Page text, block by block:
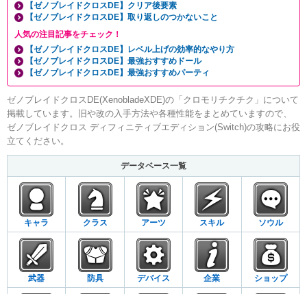
【ゼノブレイドクロスDE】クリア後要素
【ゼノブレイドクロスDE】取り返しのつかないこと
人気の注目記事をチェック！
【ゼノブレイドクロスDE】レベル上げの効率的なやり方
【ゼノブレイドクロスDE】最強おすすめドール
【ゼノブレイドクロスDE】最強おすすめパーティ
ゼノブレイドクロスDE(XenobladeXDE)の「クロモリチクチク」について
掲載しています。旧や改の入手方法や各種性能をまとめていますので、
ゼノブレイドクロス ディフィニティブエディション(Switch)の攻略にお役
立てください。
データベース一覧
キャラ クラス アーツ スキル ソウル
武器 防具 デバイス 企業 ショップ